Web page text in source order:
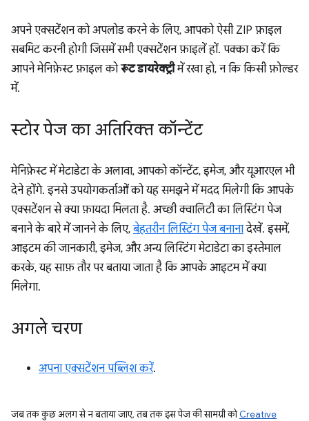
अपने एक्सटेंशन को अपलोड करने के लिए, आपको ऐसी ZIP फ़ाइल
सबमिट करनी होगी जिसमें सभी एक्सटेंशन फ़ाइलें हों. पक्का करें कि
आपने मेनिफ़ेस्ट फ़ाइल कोरूट डायरेक्ट्रीमें रखा हो, न कि किसी फ़ोल्डर
में.
स्टोर पेज का अतिरिक्त कॉन्टेंट
मेनिफ़ेस्ट में मेटाडेटा के अलावा, आपको कॉन्टेंट, इमेज, और यूआरएल भी
देने होंगे. इनसे उपयोगकर्ताओं को यह समझने में मदद मिलेगी कि आपके
एक्सटेंशन से क्या फ़ायदा मिलता है. अच्छी क्वालिटी का लिस्टिंग पेज
बनाने के बारे में जानने के लिए,बेहतरीन लिस्टिंग पेज बनानादेखें. इसमें,
आइटम की जानकारी, इमेज, और अन्य लिस्टिंग मेटाडेटा का इस्तेमाल
करके, यह साफ़ तौर पर बताया जाता है कि आपके आइटम में क्या
मिलेगा.
अगले चरण
अपना एक्सटेंशन पब्लिश करें.
जब तक कुछ अलग से न बताया जाए, तब तक इस पेज की सामग्री कोCreative